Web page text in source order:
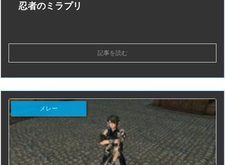
忍者のミラプリ
記事を読む
メレー